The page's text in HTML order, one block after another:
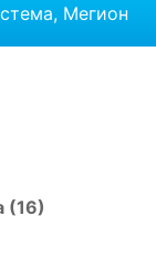
Мегион
(16)